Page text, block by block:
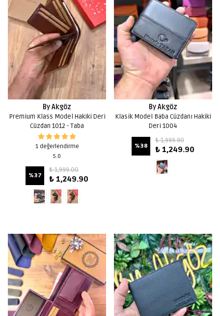
By Akgöz
Premium Klass Model Hakiki Deri
Cüzdan 1012 - Taba
1 değerlendirme
5.0
%37
₺ 1,999.00
₺ 1,249.90
By Akgöz
Klasik Model Baba Cüzdanı Hakiki
Deri 1004
%38
₺ 1,999.90
₺ 1,249.90